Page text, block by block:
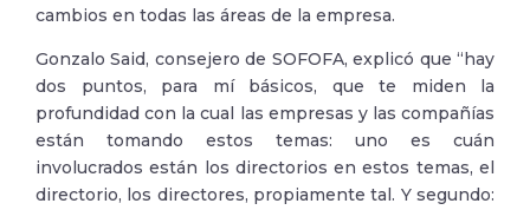
cambios en todas las áreas de la empresa.
Gonzalo Said, consejero de SOFOFA, explicó que “hay
dos puntos, para mí básicos, que te miden la
profundidad con la cual las empresas y las compañías
están tomando estos temas: uno es cuán
involucrados están los directorios en estos temas, el
directorio, los directores, propiamente tal. Y segundo: